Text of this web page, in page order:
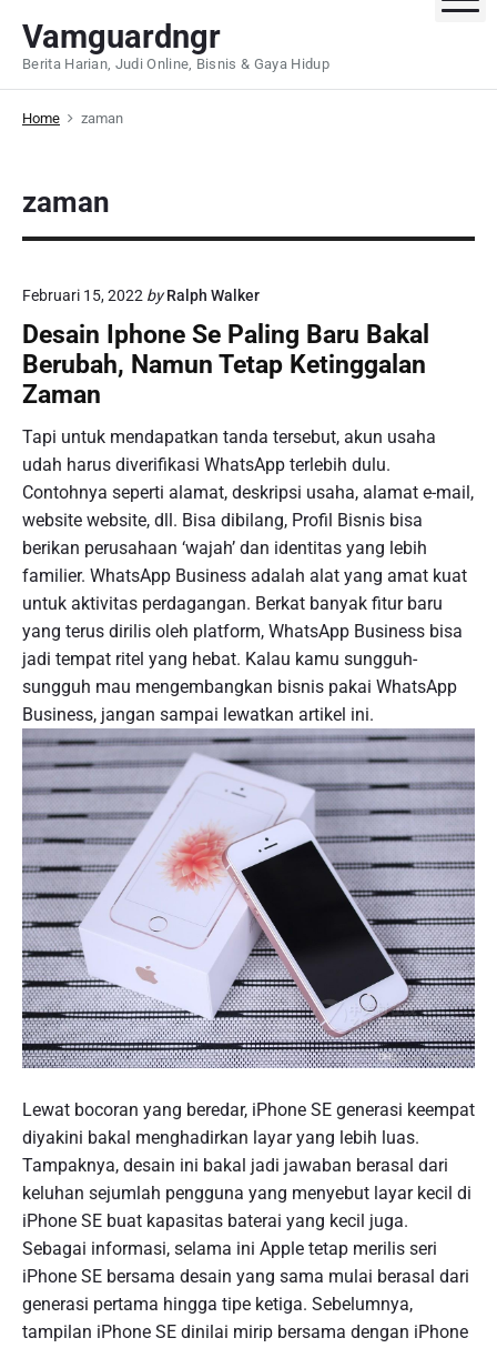
p
Vamguardngr
Berita Harian, Judi Online, Bisnis & Gaya Hidup
Home zaman
zaman
Februari 15, 2022 by Ralph Walker
Desain Iphone Se Paling Baru Bakal
Berubah, Namun Tetap Ketinggalan
Zaman
Tapi untuk mendapatkan tanda tersebut, akun usaha
udah harus diverifikasi WhatsApp terlebih dulu.
Contohnya seperti alamat, deskripsi usaha, alamat e-mail,
website website, dll. Bisa dibilang, Profil Bisnis bisa
berikan perusahaan ‘wajah’ dan identitas yang lebih
familier. WhatsApp Business adalah alat yang amat kuat
untuk aktivitas perdagangan. Berkat banyak fitur baru
yang terus dirilis oleh platform, WhatsApp Business bisa
jadi tempat ritel yang hebat. Kalau kamu sungguh-
sungguh mau mengembangkan bisnis pakai WhatsApp
Business, jangan sampai lewatkan artikel ini.
Lewat bocoran yang beredar, iPhone SE generasi keempat
diyakini bakal menghadirkan layar yang lebih luas.
Tampaknya, desain ini bakal jadi jawaban berasal dari
keluhan sejumlah pengguna yang menyebut layar kecil di
iPhone SE buat kapasitas baterai yang kecil juga.
Sebagai informasi, selama ini Apple tetap merilis seri
iPhone SE bersama desain yang sama mulai berasal dari
generasi pertama hingga tipe ketiga. Sebelumnya,
tampilan iPhone SE dinilai mirip bersama dengan iPhone